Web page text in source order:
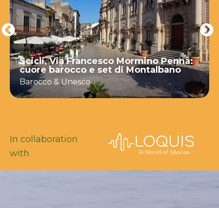
Scicli, Via Francesco Mormino Penna:
cuore barocco e set di Montalbano
Barocco & Unesco
In collaboration
with